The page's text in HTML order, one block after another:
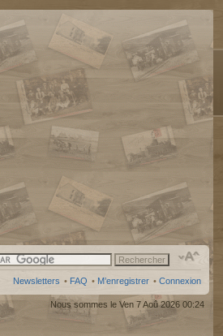
Newsletters • FAQ • M’enregistrer • Connexion
Nous sommes le Ven 7 Aoû 2026 00:24